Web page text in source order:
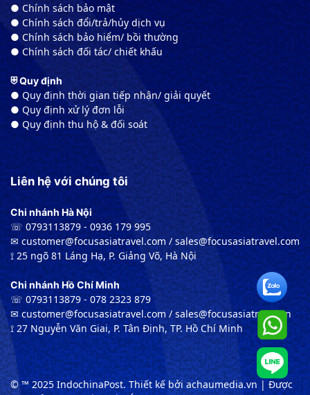
● Chính sách bảo mật
● Chính sách đổi/trả/hủy dịch vụ
● Chính sách bảo hiểm/ bồi thường
● Chính sách đối tác/ chiết khấu
⛨ Quy định
● Quy định thời gian tiếp nhận/ giải quyết
● Quy định xử lý đơn lỗi
● Quy định thu hộ & đối soát
Liên hệ với chúng tôi
Chi nhánh Hà Nội
☏ 0793113879 - 0936 179 995
✉︎ customer@focusasiatravel.com / sales@focusasiatravel.com
⟟ 25 ngõ 81 Láng Hạ, P. Giảng Võ, Hà Nội
Chi nhánh Hồ Chí Minh
☏ 0793113879 - 078 2323 879
✉︎ customer@focusasiatravel.com / sales@focusasiatravel.vn
⟟ 27 Nguyễn Văn Giai, P. Tân Định, TP. Hồ Chí Minh
© ™ 2025 IndochinaPost. Thiết kế bởi achaumedia.vn | Được